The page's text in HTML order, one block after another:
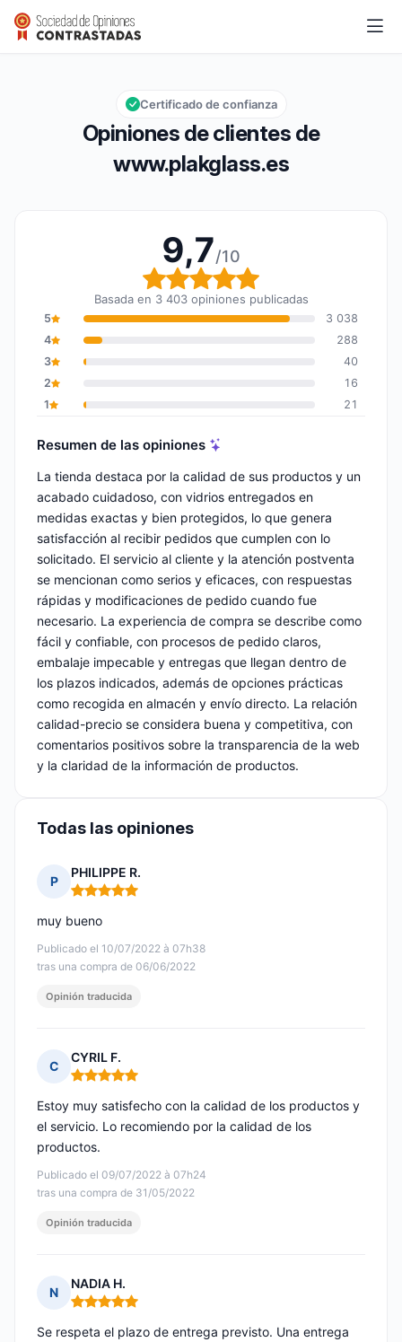
www.plakglass.es
Calificación global: 9,7 de 10
9,7/10
Opiniones de clientes de
www.plakglass.es
Certificado de confianza
9,7/10
Calificación global: 9,7
Basada en 3 403 opiniones publicadas
5
3 038
4
288
3
40
2
16
1
21
Resumen de las opiniones
La tienda destaca por la calidad de sus productos y un
acabado cuidadoso, con vidrios entregados en
medidas exactas y bien protegidos, lo que genera
satisfacción al recibir pedidos que cumplen con lo
solicitado. El servicio al cliente y la atención postventa
se mencionan como serios y eficaces, con respuestas
rápidas y modificaciones de pedido cuando fue
necesario. La experiencia de compra se describe como
fácil y confiable, con procesos de pedido claros,
embalaje impecable y entregas que llegan dentro de
los plazos indicados, además de opciones prácticas
como recogida en almacén y envío directo. La relación
calidad-precio se considera buena y competitiva, con
comentarios positivos sobre la transparencia de la web
y la claridad de la información de productos.
Todas las opiniones
P
PHILIPPE R.
Nota: 5 de 5
Publicado el 10/07/2022 à 07h38
tras una compra de 06/06/2022
muy bueno
Opinión traducida
C
CYRIL F.
Nota: 5 de 5
Publicado el 09/07/2022 à 07h24
tras una compra de 31/05/2022
Estoy muy satisfecho con la calidad de los productos y
el servicio. Lo recomiendo por la calidad de los
productos.
Opinión traducida
N
NADIA H.
Nota: 5 de 5
Se respeta el plazo de entrega previsto. Una entrega